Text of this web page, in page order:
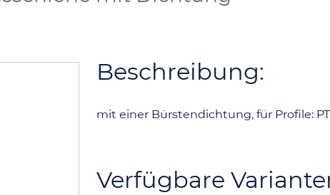
Beschreibung:
mit einer Bürstendichtung, für Profile: PT
Verfügbare